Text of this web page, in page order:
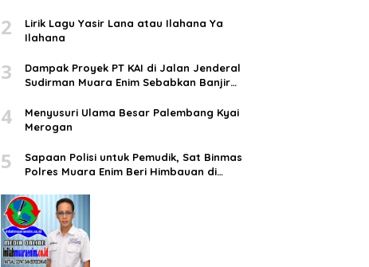
2
Lirik Lagu Yasir Lana atau Ilahana Ya
Ilahana
3
Dampak Proyek PT KAI di Jalan Jenderal
Sudirman Muara Enim Sebabkan Banjir
4
Menyusuri Ulama Besar Palembang Kyai
Merogan
5
Sapaan Polisi untuk Pemudik, Sat Binmas
Polres Muara Enim Beri Himbauan di